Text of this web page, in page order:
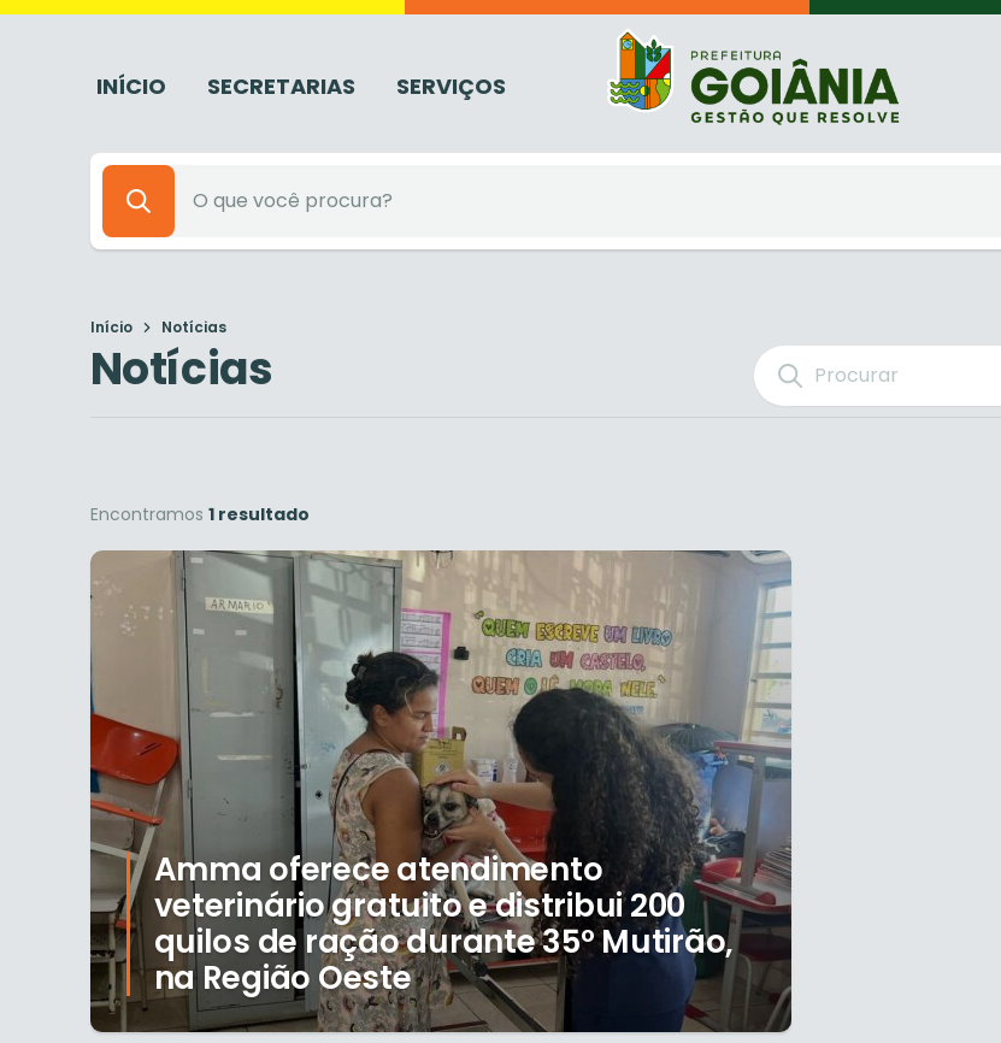
INÍCIO SECRETARIAS SERVIÇOS
Início Notícias
Notícias
Encontramos 1 resultado
Amma oferece atendimento
veterinário gratuito e distribui 200
quilos de ração durante 35º Mutirão,
na Região Oeste